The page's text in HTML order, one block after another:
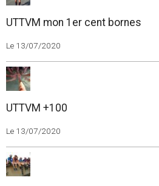
UTTVM mon 1er cent bornes
Le 13/07/2020
UTTVM +100
Le 13/07/2020